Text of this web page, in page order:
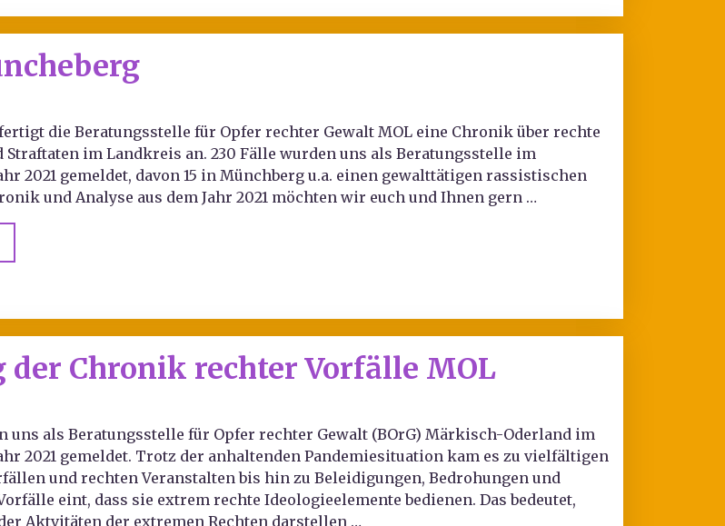
die Beratungsstelle für Opfer rechter Gewalt MOL eine Chronik über rechte
im Landkreis an. 230 Fälle wurden uns als Beratungsstelle im
2021 gemeldet, davon 15 in Münchberg u.a. einen gewalttätigen rassistischen
und Analyse aus dem Jahr 2021 möchten wir euch und Ihnen gern …
Chronik rechter Vorfälle MOL
uns als Beratungsstelle für Opfer rechter Gewalt (BOrG) Märkisch-Oderland im
2021 gemeldet. Trotz der anhaltenden Pandemiesituation kam es zu vielfältigen
und rechten Veranstalten bis hin zu Beleidigungen, Bedrohungen und
eint, dass sie extrem rechte Ideologieelemente bedienen. Das bedeutet,
Aktvitäten der extremen Rechten darstellen …